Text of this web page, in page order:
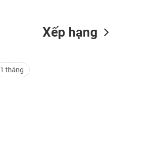
1 tháng
Xếp hạng